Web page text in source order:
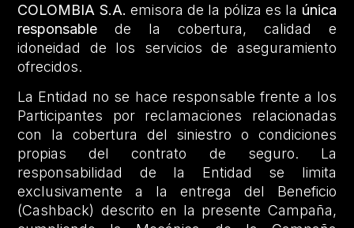
COLOMBIA S.A. emisora de la póliza es la única
responsable de la cobertura, calidad e
idoneidad de los servicios de aseguramiento
ofrecidos.
La Entidad no se hace responsable frente a los
Participantes por reclamaciones relacionadas
con la cobertura del siniestro o condiciones
propias del contrato de seguro. La
responsabilidad de la Entidad se limita
exclusivamente a la entrega del Beneficio
(Cashback) descrito en la presente Campaña,